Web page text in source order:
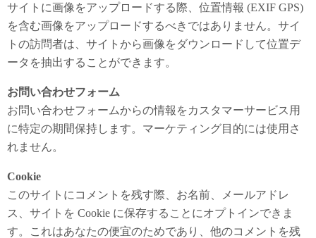
サイトに画像をアップロードする際、位置情報 (EXIF GPS)
を含む画像をアップロードするべきではありません。サイ
トの訪問者は、サイトから画像をダウンロードして位置デ
ータを抽出することができます。
お問い合わせフォーム
お問い合わせフォームからの情報をカスタマーサービス用
に特定の期間保持します。マーケティング目的には使用さ
れません。
Cookie
このサイトにコメントを残す際、お名前、メールアドレ
ス、サイトを Cookie に保存することにオプトインできま
す。これはあなたの便宜のためであり、他のコメントを残